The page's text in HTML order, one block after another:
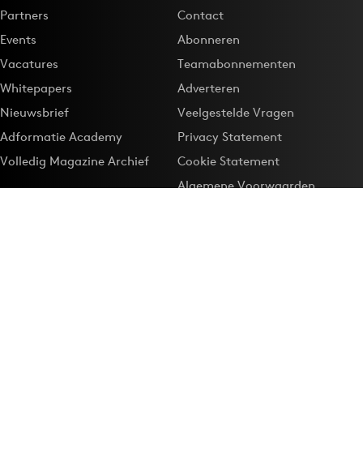
Partners
Events
Vacatures
Whitepapers
Nieuwsbrief
Adformatie Academy
Volledig Magazine Archief
Contact
Abonneren
Teamabonnementen
Adverteren
Veelgestelde Vragen
Privacy Statement
Cookie Statement
Algemene Voorwaarden